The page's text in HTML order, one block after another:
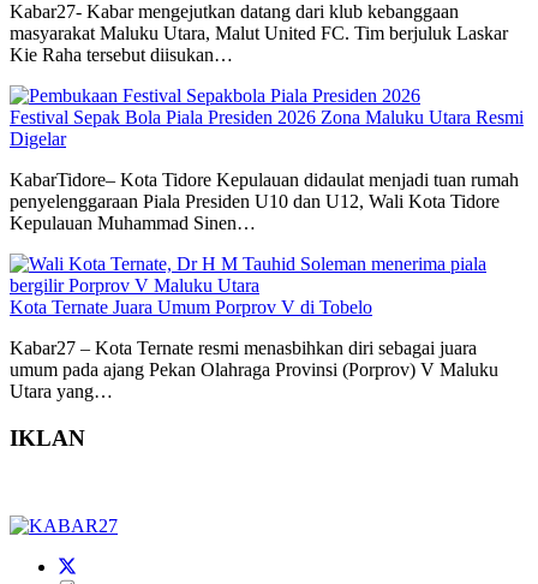
Kabar27- Kabar mengejutkan datang dari klub kebanggaan
masyarakat Maluku Utara, Malut United FC. Tim berjuluk Laskar
Kie Raha tersebut diisukan…
Festival Sepak Bola Piala Presiden 2026 Zona Maluku Utara Resmi
Digelar
KabarTidore– Kota Tidore Kepulauan didaulat menjadi tuan rumah
penyelenggaraan Piala Presiden U10 dan U12, Wali Kota Tidore
Kepulauan Muhammad Sinen…
Kota Ternate Juara Umum Porprov V di Tobelo
Kabar27 – Kota Ternate resmi menasbihkan diri sebagai juara
umum pada ajang Pekan Olahraga Provinsi (Porprov) V Maluku
Utara yang…
IKLAN